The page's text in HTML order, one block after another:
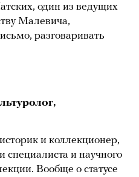
один из ведущих
Малевича,
разговаривать
и коллекционер,
и научного
Вообще о статусе